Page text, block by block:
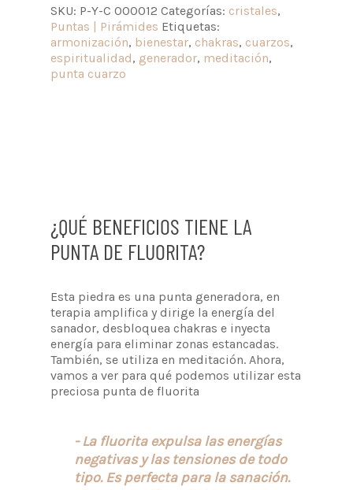
SKU: P-Y-C 000012 Categorías: cristales,
Puntas | Pirámides Etiquetas:
armonización, bienestar, chakras, cuarzos,
espiritualidad, generador, meditación,
punta cuarzo
¿QUÉ BENEFICIOS TIENE LA
PUNTA DE FLUORITA?
Esta piedra es una punta generadora, en
terapia amplifica y dirige la energía del
sanador, desbloquea chakras e inyecta
energía para eliminar zonas estancadas.
También, se utiliza en meditación. Ahora,
vamos a ver para qué podemos utilizar esta
preciosa punta de fluorita
- La fluorita expulsa las energías
negativas y las tensiones de todo
tipo. Es perfecta para la sanación.